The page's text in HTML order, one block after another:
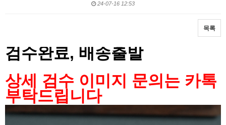
24-07-16 12:53
목록
본문
검수완료, 배송출발
상세 검수 이미지 문의는 카톡
부탁드립니다